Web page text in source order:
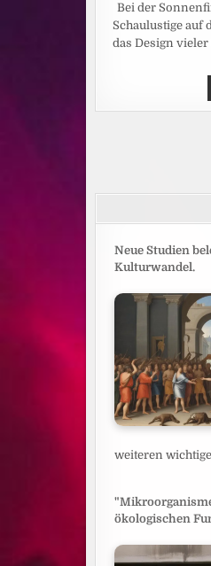
Bei der
Schaulustige auf
das Design
Neue Studien
Kulturwandel.
weiteren
ökologischen